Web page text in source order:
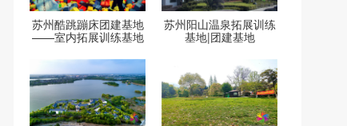
苏州酷跳蹦床团建基地
——室内拓展训练基地
苏州阳山温泉拓展训练
基地|团建基地